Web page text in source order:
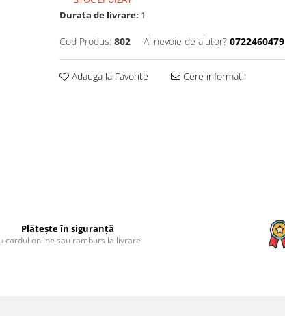
Durata de livrare: 1
Cod Produs: 802 Ai nevoie de ajutor? 0722460479
Adauga la Favorite Cere informatii
Plătește în siguranță
cardul online sau ramburs la livrare